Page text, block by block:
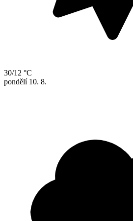
30/12 °C
pondělí 10. 8.